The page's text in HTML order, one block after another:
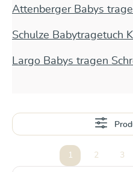
Attenberger Babys
Largo Babys tragen
Seite
1
Seite
2 3